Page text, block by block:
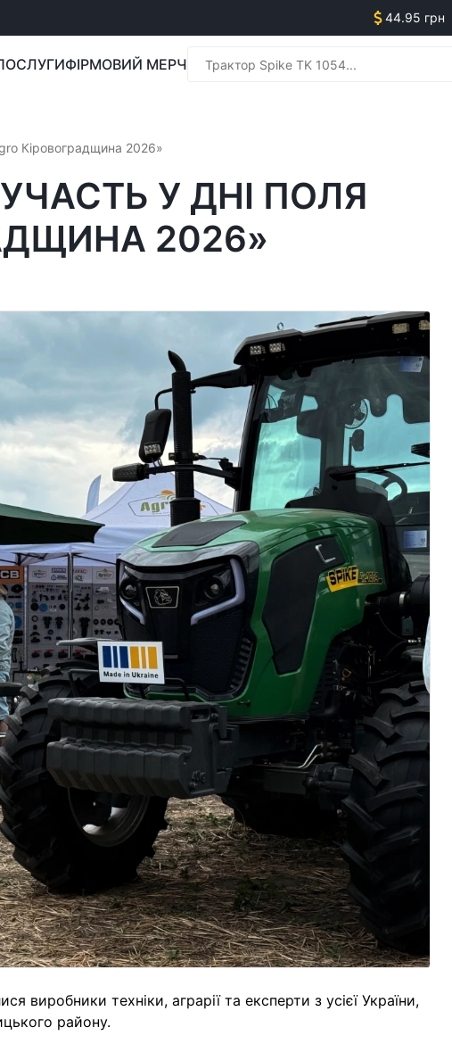
44.95 грн
ФІРМОВИЙ МЕРЧ
Кіровоградщина 2026»
У ДНІ ПОЛЯ
2026»
виробники техніки, аграрії та експерти з усієї України,
району.